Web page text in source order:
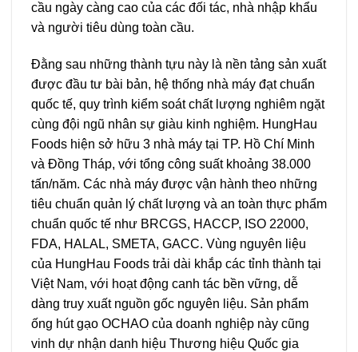
cầu ngày càng cao của các đối tác, nhà nhập khẩu
và người tiêu dùng toàn cầu.
Đằng sau những thành tựu này là nền tảng sản xuất
được đầu tư bài bản, hệ thống nhà máy đạt chuẩn
quốc tế, quy trình kiểm soát chất lượng nghiêm ngặt
cùng đội ngũ nhân sự giàu kinh nghiệm. HungHau
Foods hiện sở hữu 3 nhà máy tại TP. Hồ Chí Minh
và Đồng Tháp, với tổng công suất khoảng 38.000
tấn/năm. Các nhà máy được vận hành theo những
tiêu chuẩn quản lý chất lượng và an toàn thực phẩm
chuẩn quốc tế như BRCGS, HACCP, ISO 22000,
FDA, HALAL, SMETA, GACC. Vùng nguyên liệu
của HungHau Foods trải dài khắp các tỉnh thành tại
Việt Nam, với hoạt động canh tác bền vững, dễ
dàng truy xuất nguồn gốc nguyên liệu. Sản phẩm
ống hút gạo OCHAO của doanh nghiệp này cũng
vinh dự nhận danh hiệu Thương hiệu Quốc gia